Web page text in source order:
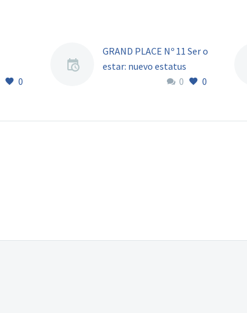
0
GRAND PLACE Nº 11 Ser o
estar: nuevo estatus
0
0